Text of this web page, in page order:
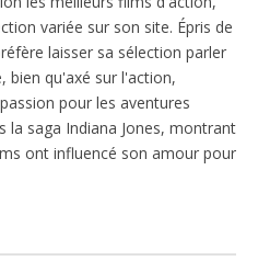
variée sur son site. Épris de
laisser sa sélection parler
bien qu'axé sur l'action,
pour les aventures
la saga Indiana Jones, montrant
ont influencé son amour pour